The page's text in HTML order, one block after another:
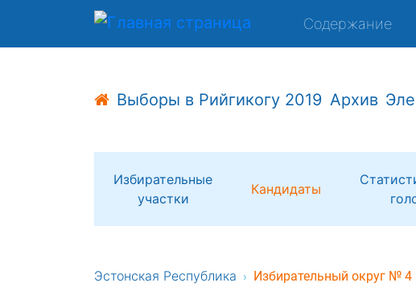
Содержание
Выборы в Рийгикогу 2019 Архив
Избирательные
участки
Кандидаты
Эстонская Республика Избирательный округ № 4